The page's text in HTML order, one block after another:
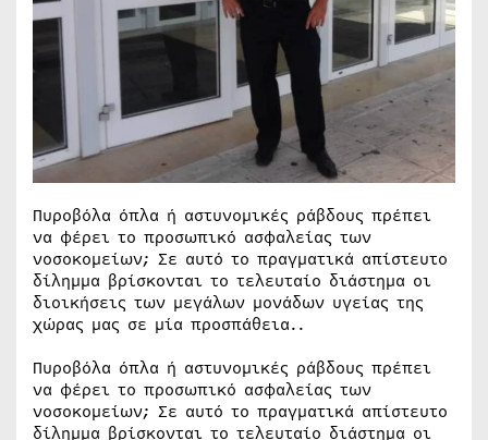
Πυροβόλα όπλα ή αστυνομικές ράβδους πρέπει
να φέρει το προσωπικό ασφαλείας των
νοσοκομείων; Σε αυτό το πραγματικά απίστευτο
δίλημμα βρίσκονται το τελευταίο διάστημα οι
διοικήσεις των μεγάλων μονάδων υγείας της
χώρας μας σε μία προσπάθεια..
Πυροβόλα όπλα ή αστυνομικές ράβδους πρέπει
να φέρει το προσωπικό ασφαλείας των
νοσοκομείων; Σε αυτό το πραγματικά απίστευτο
δίλημμα βρίσκονται το τελευταίο διάστημα οι